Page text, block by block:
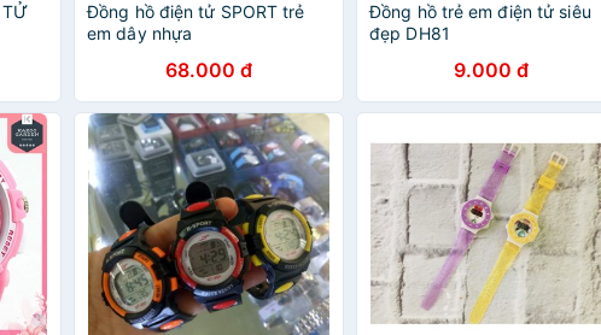
TỬ
Đồng hồ điện tử SPORT trẻ
em dây nhựa
68.000 đ
Đồng hồ trẻ em điện tử siêu
đẹp DH81
9.000 đ